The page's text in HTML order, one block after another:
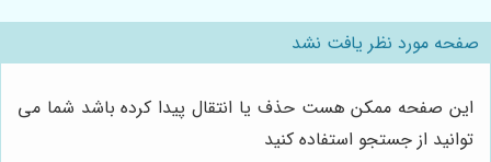
صفحه مورد نظر یافت نشد
این صفحه ممکن هست حذف یا انتقال پیدا کرده باشد شما می
توانید از جستجو استفاده کنید